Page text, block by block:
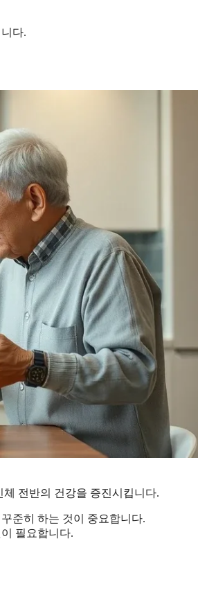
다.
전반의 건강을 증진시킵니다.
준히 하는 것이 중요합니다.
필요합니다.